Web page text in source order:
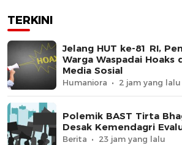
TERKINI
Jelang HUT ke-81 RI,
Warga Waspadai Hoaks
Media Sosial
Humaniora 2 jam yang lalu
Polemik BAST Tirta
Desak Kemendagri
Berita 23 jam yang lalu